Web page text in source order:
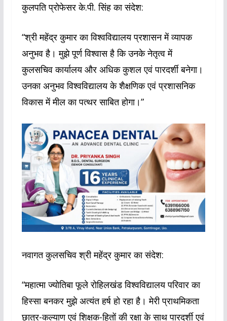
कुलपति प्रोफेसर के.पी. सिंह का संदेश:
“श्री महेंद्र कुमार का विश्वविद्यालय प्रशासन में व्यापक
अनुभव है। मुझे पूर्ण विश्वास है कि उनके नेतृत्व में
कुलसचिव कार्यालय और अधिक कुशल एवं पारदर्शी बनेगा।
उनका अनुभव विश्वविद्यालय के शैक्षणिक एवं प्रशासनिक
विकास में मील का पत्थर साबित होगा।”
नवागत कुलसचिव श्री महेंद्र कुमार का संदेश:
“महात्मा ज्योतिबा फूले रोहिलखंड विश्वविद्यालय परिवार का
हिस्सा बनकर मुझे अत्यंत हर्ष हो रहा है। मेरी प्राथमिकता
छात्र-कल्याण एवं शिक्षक-हितों की रक्षा के साथ पारदर्शी एवं